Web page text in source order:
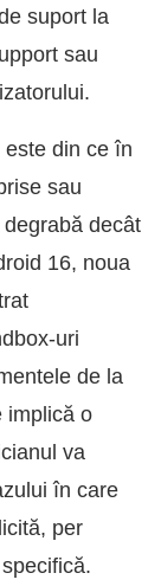
suport la
sau
din ce în
sau
decât
16, noua
uri
de la
implică o
va
în care
per